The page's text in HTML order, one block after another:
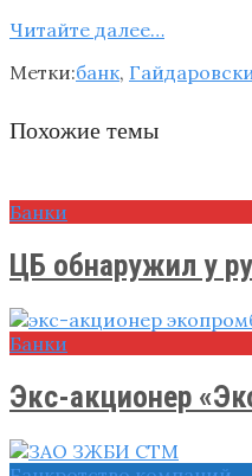
Читайте далее…
Метки:банк,
Похожие темы
Банки
ЦБ обнаружил у
Банки
Экс-акционер